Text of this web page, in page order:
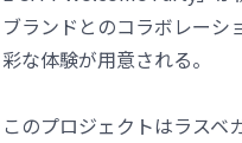
ブランドとのコラボレーシ
彩な体験が用意される。
このプロジェクトはラスベ